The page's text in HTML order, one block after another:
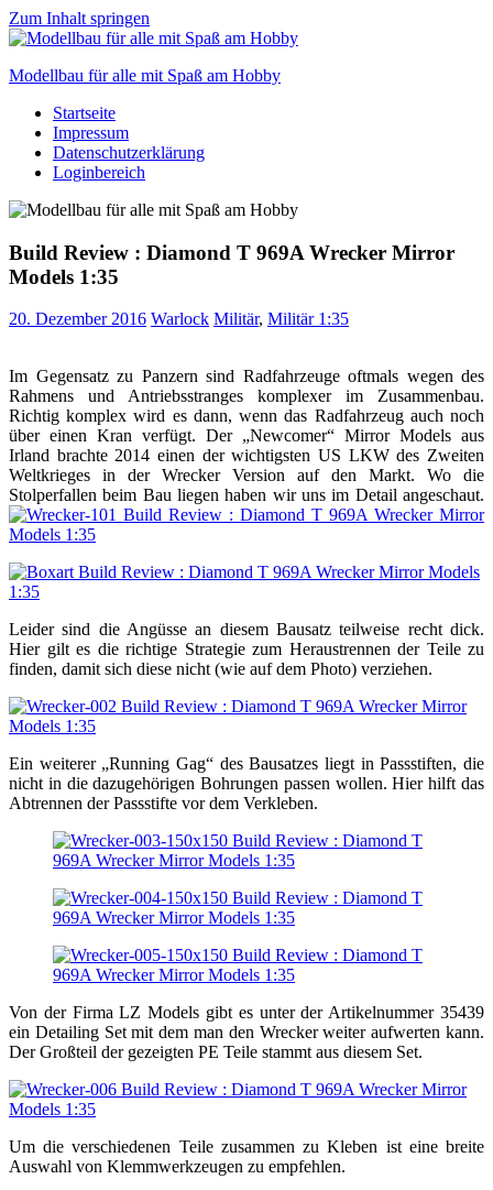
Zum Inhalt springen
Modellbau für alle mit Spaß am Hobby
Scale
modelling
to
Startseite
Impressum
Datenschutzerklärung
Loginbereich
Build Review : Diamond T 969A Wrecker Mirror
Models 1:35
20. Dezember 2016 Warlock Militär, Militär 1:35
Im Gegensatz zu Panzern sind Radfahrzeuge oftmals wegen des
Rahmens und Antriebsstranges komplexer im Zusammenbau.
Richtig komplex wird es dann, wenn das Radfahrzeug auch noch
über einen Kran verfügt. Der „Newcomer“ Mirror Models aus
Irland brachte 2014 einen der wichtigsten US LKW des Zweiten
Weltkrieges in der Wrecker Version auf den Markt. Wo die
Stolperfallen beim Bau liegen haben wir uns im Detail angeschaut.
Leider sind die Angüsse an diesem Bausatz teilweise recht dick.
Hier gilt es die richtige Strategie zum Heraustrennen der Teile zu
finden, damit sich diese nicht (wie auf dem Photo) verziehen.
Ein weiterer „Running Gag“ des Bausatzes liegt in Passstiften, die
nicht in die dazugehörigen Bohrungen passen wollen. Hier hilft das
Abtrennen der Passstifte vor dem Verkleben.
Von der Firma LZ Models gibt es unter der Artikelnummer 35439
ein Detailing Set mit dem man den Wrecker weiter aufwerten kann.
Der Großteil der gezeigten PE Teile stammt aus diesem Set.
Um die verschiedenen Teile zusammen zu Kleben ist eine breite
Auswahl von Klemmwerkzeugen zu empfehlen.